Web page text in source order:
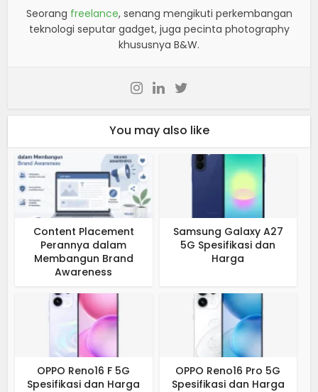
Seorang freelance, senang mengikuti perkembangan
teknologi seputar gadget, juga pecinta photography
khususnya B&W.
You may also like
Content Placement
Perannya dalam
Membangun Brand
Awareness
Samsung Galaxy A27
5G Spesifikasi dan
Harga
OPPO Reno16 F 5G
Spesifikasi dan Harga
OPPO Reno16 Pro 5G
Spesifikasi dan Harga